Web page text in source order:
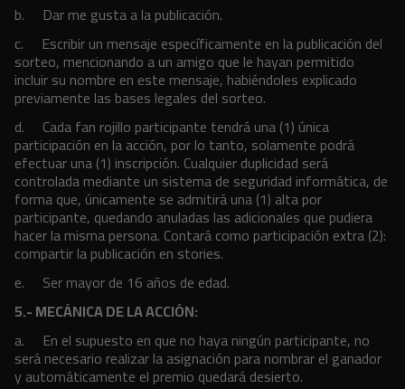
b. Dar me gusta a la publicación.
c. Escribir un mensaje específicamente en la publicación del
sorteo, mencionando a un amigo que le hayan permitido
incluir su nombre en este mensaje, habiéndoles explicado
previamente las bases legales del sorteo.
d. Cada fan rojillo participante tendrá una (1) única
participación en la acción, por lo tanto, solamente podrá
efectuar una (1) inscripción. Cualquier duplicidad será
controlada mediante un sistema de seguridad informática, de
forma que, únicamente se admitirá una (1) alta por
participante, quedando anuladas las adicionales que pudiera
hacer la misma persona. Contará como participación extra (2):
compartir la publicación en stories.
e. Ser mayor de 16 años de edad.
5.- MECÁNICA DE LA ACCIÓN:
a. En el supuesto en que no haya ningún participante, no
será necesario realizar la asignación para nombrar el ganador
y automáticamente el premio quedará desierto.